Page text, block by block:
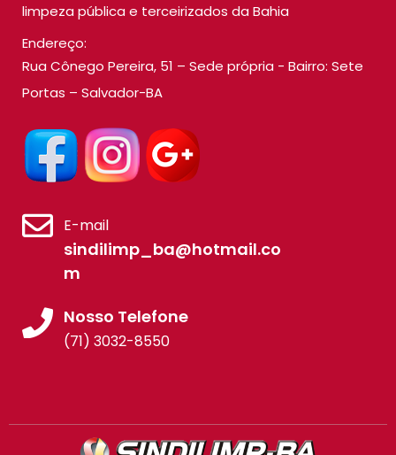
limpeza pública e terceirizados da Bahia
Endereço:
Rua Cônego Pereira, 51 – Sede própria - Bairro: Sete
Portas – Salvador-BA
E-mail
sindilimp_ba@hotmail.co
m
Nosso Telefone
(71) 3032-8550